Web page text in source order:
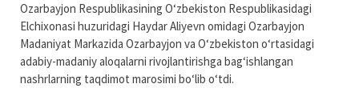
Ozarbayjon Respublikasining O‘zbekiston Respublikasidagi
Elchixonasi huzuridagi Haydar Aliyevn omidagi Ozarbayjon
Madaniyat Markazida Ozarbayjon va O‘zbekiston o‘rtasidagi
adabiy-madaniy aloqalarni rivojlantirishga bag‘ishlangan
nashrlarning taqdimot marosimi bo‘lib o‘tdi.